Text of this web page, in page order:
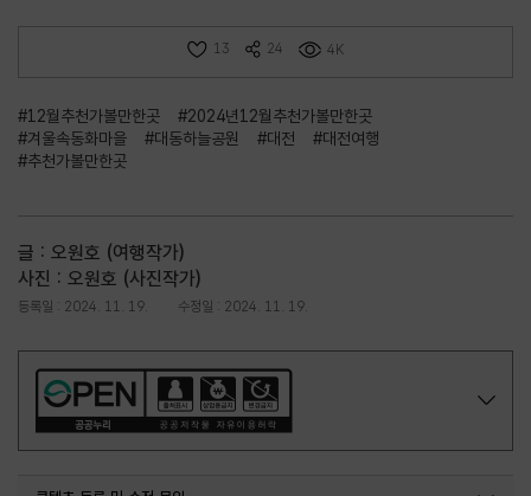
13 24 4K
#12월추천가볼만한곳
#2024년12월추천가볼만한곳
#겨울속동화마을
#대동하늘공원 #대전
#대전여행
#추천가볼만한곳
글 : 오원호 (여행작가)
사진 : 오원호 (사진작가)
등록일 : 2024. 11. 19. 수정일 : 2024. 11. 19.